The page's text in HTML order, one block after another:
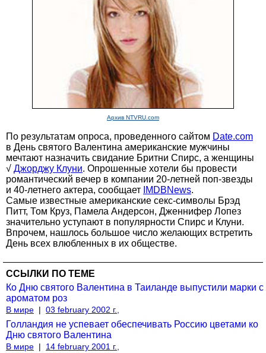
Архив NTVRU.com
По результатам опроса, проведенного сайтом Date.com
в День святого Валентина американские мужчины
мечтают назначить свидание Бритни Спирс, а женщины
√ Джорджу Клуни. Опрошенные хотели бы провести
романтический вечер в компании 20-летней поп-звезды
и 40-летнего актера, сообщает IMDBNews.
Самые известные американские секс-символы Брэд
Питт, Том Круз, Памела Андерсон, Дженнифер Лопез
значительно уступают в популярности Спирс и Клуни.
Впрочем, нашлось большое число желающих встретить
День всех влюбленных в их обществе.
ССЫЛКИ ПО ТЕМЕ
Ко Дню святого Валентина в Таиланде выпустили марки с
ароматом роз
В мире | 03 february 2002 г.,
Голландия не успевает обеспечивать Россию цветами ко
Дню cвятого Валентина
В мире | 14 february 2001 г.,